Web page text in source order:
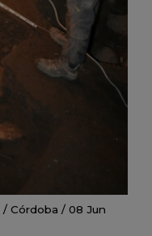
/ Córdoba / 08 Jun